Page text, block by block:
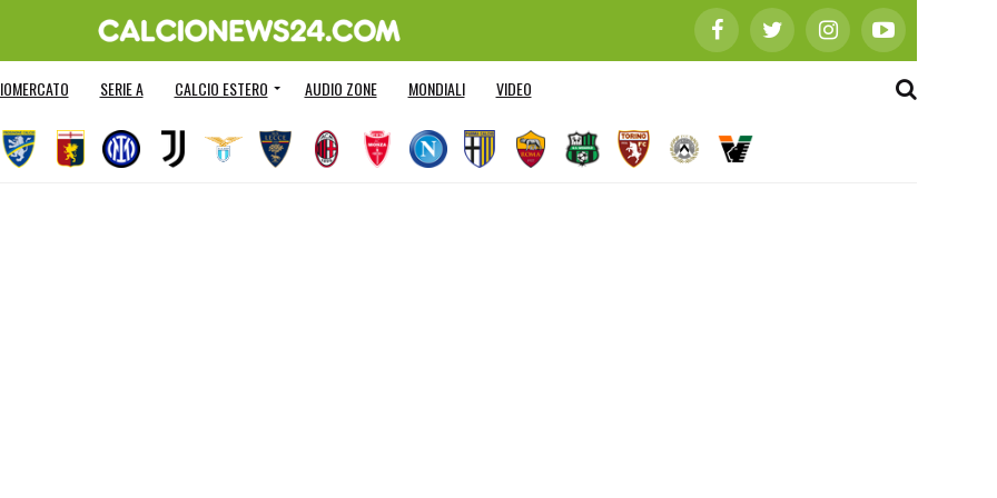
SERIE A CALCIO ESTERO AUDIO ZONE MONDIALI VIDEO